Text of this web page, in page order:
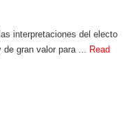
interpretaciones del electo
gran valor para ...
Read